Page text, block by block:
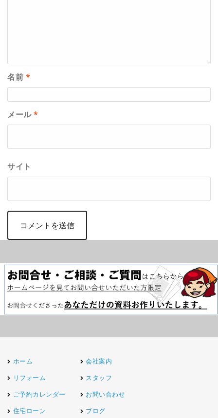
名前 *
メール*
サイト
ホーム
リフォーム
ご予約カレンダー
住宅ローン
会社案内
スタッフ
お問い合わせ
ブログ